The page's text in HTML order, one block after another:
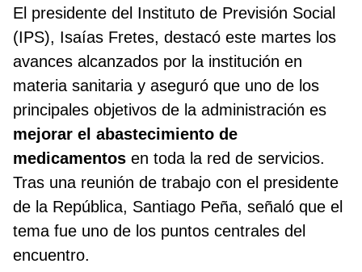
El presidente del Instituto de Previsión Social
(IPS), Isaías Fretes, destacó este martes los
avances alcanzados por la institución en
materia sanitaria y aseguró que uno de los
principales objetivos de la administración es
mejorar el abastecimiento de
medicamentos en toda la red de servicios.
Tras una reunión de trabajo con el presidente
de la República, Santiago Peña, señaló que el
tema fue uno de los puntos centrales del
encuentro.